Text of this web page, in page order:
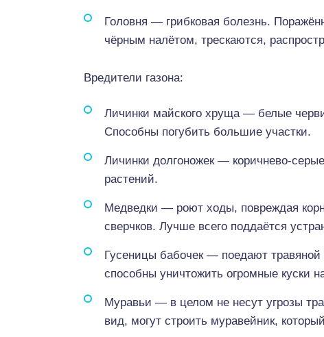
Головня — грибковая болезнь.
чёрным налётом, трескаются,
Вредители газона:
Личинки майского хруща — белые
Способны погубить большие участки.
Личинки долгоножек — коричнево-
растений.
Медведки — роют ходы, повреждая
сверчков. Лучше всего поддаётся
Гусеницы бабочек — поедают травяной
способны уничтожить огромные куски
Муравьи — в целом не несут угрозы
вид, могут строить муравейник,